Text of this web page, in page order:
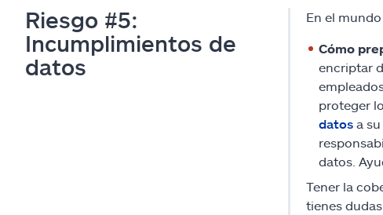
Riesgo #5:
Incumplimientos de
datos
En el
Cómo
encriptar
proteger
datosa su
datos.
Tener la
tienes